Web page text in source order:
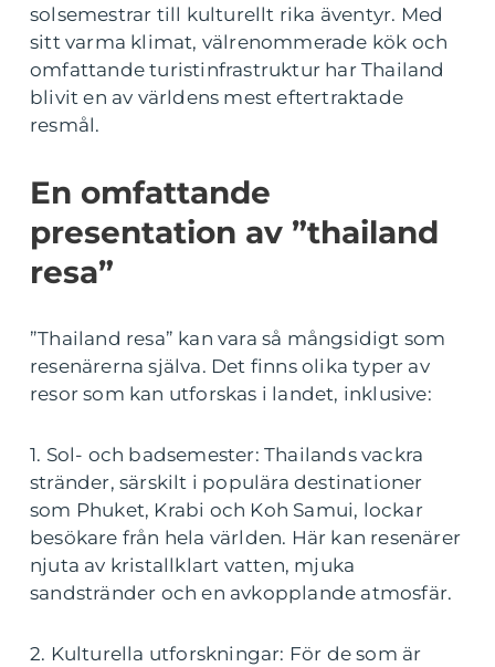
solsemestrar till kulturellt rika äventyr. Med
sitt varma klimat, välrenommerade kök och
omfattande turistinfrastruktur har Thailand
blivit en av världens mest eftertraktade
resmål.
En omfattande
presentation av ”thailand
resa”
”Thailand resa” kan vara så mångsidigt som
resenärerna själva. Det finns olika typer av
resor som kan utforskas i landet, inklusive:
1. Sol- och badsemester: Thailands vackra
stränder, särskilt i populära destinationer
som Phuket, Krabi och Koh Samui, lockar
besökare från hela världen. Här kan resenärer
njuta av kristallklart vatten, mjuka
sandstränder och en avkopplande atmosfär.
2. Kulturella utforskningar: För de som är